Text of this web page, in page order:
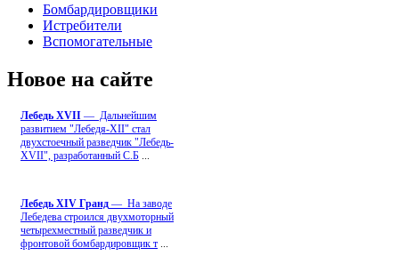
Бомбардировщики
Истребители
Вспомогательные
Новое на сайте
Лебедь ХVII — Дальнейшим
развитием "Лебедя-ХII" стал
двухстоечный разведчик "Лебедь-
XVII", разработанный С.Б
Лебедь ХIV Гранд — На заводе
Лебедева строился двухмоторный
четырехместный разведчик и
фронтовой бомбардировщик т